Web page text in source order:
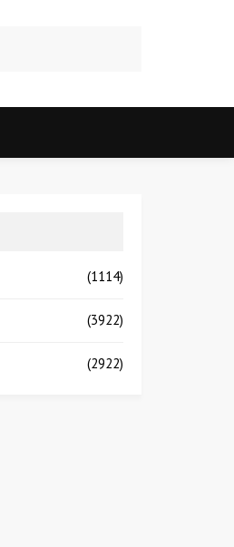
(1114)
(3922)
(2922)